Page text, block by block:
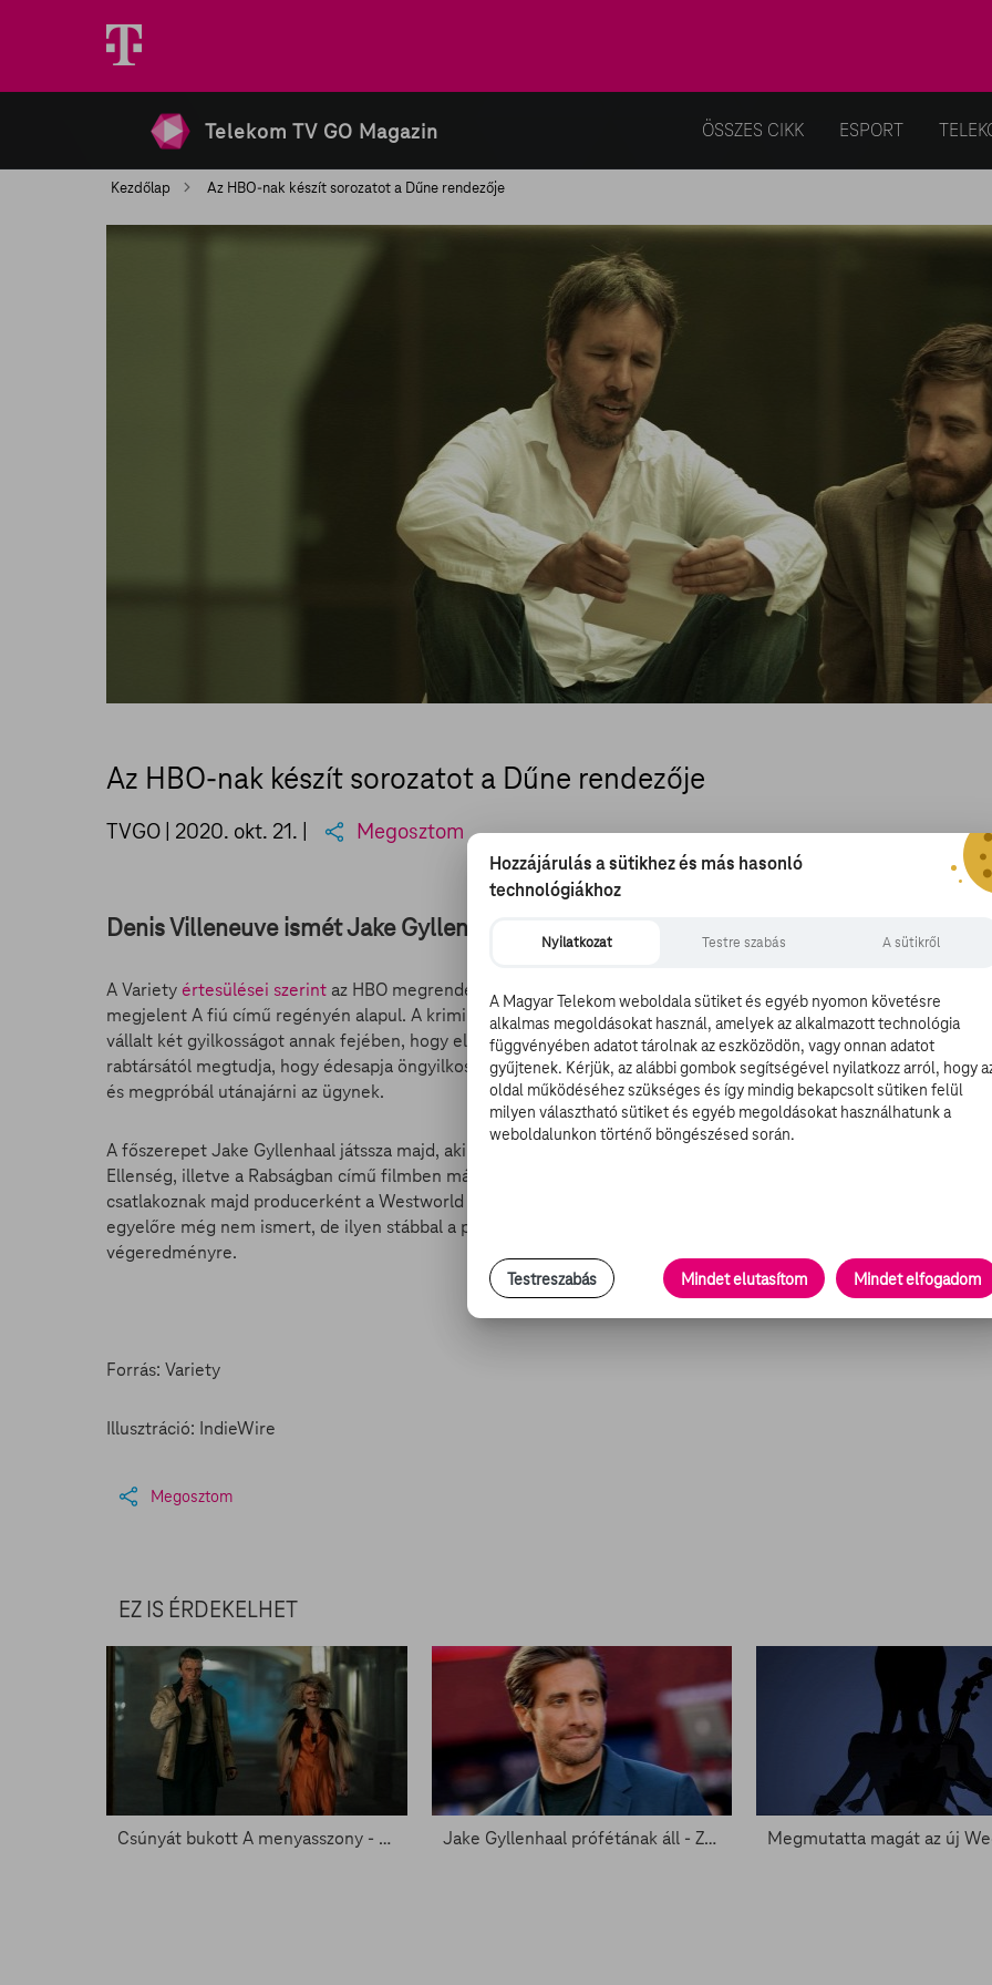
Telekom TV GO Magazin ÖSSZES CIKK ESPORT
Kezdőlap Az HBO-nak készít sorozatot a Dűne rendezője
Az HBO-nak készít sorozatot a Dűne rendezője
TVGO | 2020. okt. 21. | Megosztom
Denis Villeneuve ismét Jake Gyllenhaallal forgat
A Variety értesülései szerint az HBO megrendelt egy sorozatot, ami a norvég író, Jo Nesbø 2014-ben
megjelent A fiú című regényén alapul. A krimi egy heroinfüggő fiúról szól, aki börtönben ül, amiért magára
vállalt két gyilkosságot annak fejében, hogy ellátják őt a hőn áhított droggal. Egy napon azonban egyik
rabtársától megtudja, hogy édesapja öngyilkosságát csak megrendezték, ezért megszökik a fegyintézetből
és megpróbál utánajárni az ügynek.
A főszerepet Jake Gyllenhaal játssza majd, aki produceri minőségben is részt vesz a munkálatokban, és az
Ellenség, illetve a Rabságban című filmben már dolgozott együtt a kanadai rendezővel. Hozzájuk
csatlakoznak majd producerként a Westworld alkotói, Lisa Joy és Jonathan Nolan is. A bemutatódátum
egyelőre még nem ismert, de ilyen stábbal a produkció mögött mindenképp érdemes lesz odafigyelni a
végeredményre.
Forrás: Variety
Illusztráció: IndieWire
Megosztom
EZ IS ÉRDEKELHET
Csúnyát bukott A menyasszony - Zacc nélkül 2058. Jake Gyllenhaal prófétának áll - Zacc nélkül 1562.
Hozzájárulás a sütikhez és más hasonló
technológiákhoz
Nyilatkozat Testre szabás A sütikről
A Magyar Telekom weboldala sütiket és egyéb nyomon követésre
alkalmas megoldásokat használ, amelyek az alkalmazott technológia
függvényében adatot tárolnak az eszközödön, vagy onnan adatot
gyűjtenek. Kérjük, az alábbi gombok segítségével nyilatkozz arról, hogy
oldal működéséhez szükséges és így mindig bekapcsolt sütiken felül
milyen választható sütiket és egyéb megoldásokat használhatunk a
weboldalunkon történő böngészésed során.
Testreszabás Mindet elutasítom Mindet elfogadom